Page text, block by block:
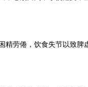
精劳倦， 饮食失节以致脾